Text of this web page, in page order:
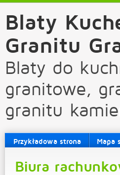
Blaty
Granitu
Blaty do
granitowe,
granitu
Przykładowa strona Mapa
Biura